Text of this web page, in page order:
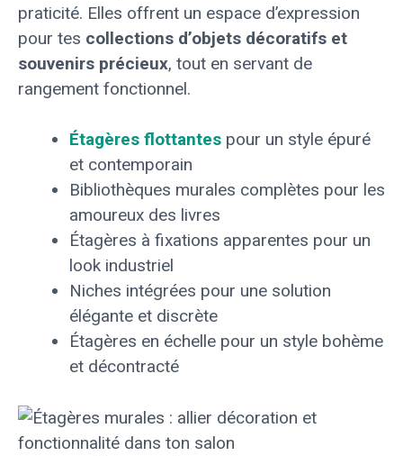
praticité. Elles offrent un espace d’expression
pour tes collections d’objets décoratifs et
souvenirs précieux, tout en servant de
rangement fonctionnel.
Étagères flottantes pour un style épuré
et contemporain
Bibliothèques murales complètes pour les
amoureux des livres
Étagères à fixations apparentes pour un
look industriel
Niches intégrées pour une solution
élégante et discrète
Étagères en échelle pour un style bohème
et décontracté